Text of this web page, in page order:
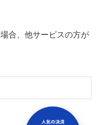
合、他サービスの方が